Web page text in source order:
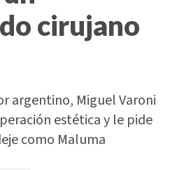
cirujano
argentino, Miguel Varoni
estética y le pide
como Maluma